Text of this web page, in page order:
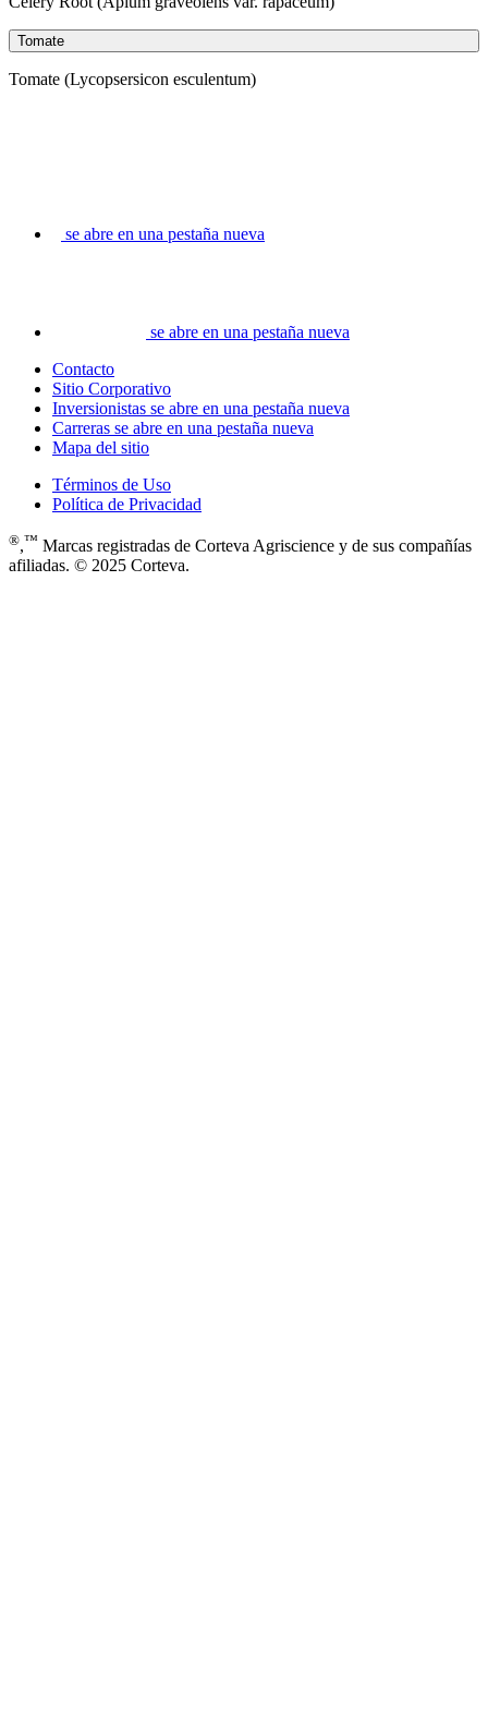
Tomate
Tomate (Lycopsersicon esculentum)
se abre en una pestaña nueva
se abre en una pestaña nueva
Contacto
Sitio Corporativo
Inversionistas se abre en una pestaña nueva
Carreras se abre en una pestaña nueva
Mapa del sitio
Términos de Uso
Política de Privacidad
®,™ Marcas registradas de Corteva Agriscience y de sus compañías
afiliadas. © 2025 Corteva.